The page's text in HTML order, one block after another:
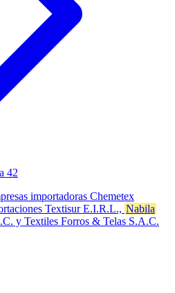
42
importadoras Chemetex
Textisur E.I.R.L., Nabila
y Textiles Forros & Telas S.A.C.